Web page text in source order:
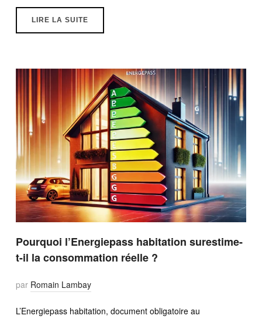
LIRE LA SUITE
Pourquoi l’Energiepass habitation surestime-
t-il la consommation réelle ?
par Romain Lambay
L’Energiepass habitation, document obligatoire au